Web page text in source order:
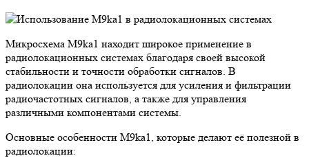
Микросхема M9ka1 находит широкое применение в
радиолокационных системах благодаря своей высокой
стабильности и точности обработки сигналов. В
радиолокации она используется для усиления и фильтрации
радиочастотных сигналов, а также для управления
различными компонентами системы.
Основные особенности M9ka1, которые делают её полезной в
радиолокации: